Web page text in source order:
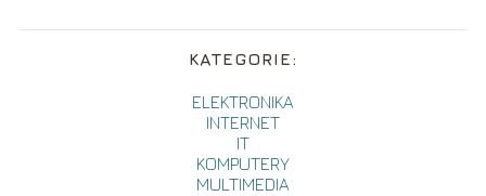
KATEGORIE:
ELEKTRONIKA
INTERNET
IT
KOMPUTERY
MULTIMEDIA